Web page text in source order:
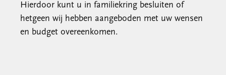
Hierdoor kunt u in familiekring besluiten of
hetgeen wij hebben aangeboden met uw wensen
en budget overeenkomen.